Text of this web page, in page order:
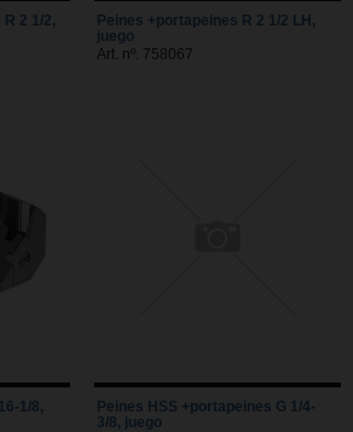
2 1/2,
Peines +portapeines R 2 1/2 LH,
juego
Art. nº. 758067
1/8,
Peines HSS +portapeines G 1/4-
3/8, juego